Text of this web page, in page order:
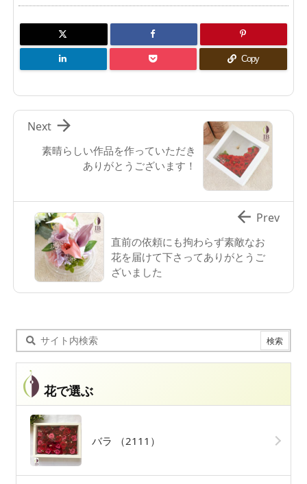
Copy
素晴らしい作品を作っていただき
ありがとうございます！

Next
直前の依頼にも拘わらず素敵なお
花を届けて下さってありがとうご
ざいました
 Prev
花で選ぶ
バラ （2111）